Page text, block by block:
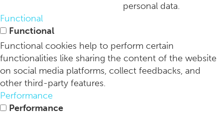
Verlaag je stressniveau door middel van deze tips
personal data.
Functional
Functional
Functional cookies help to perform certain
functionalities like sharing the content of the website
on social media platforms, collect feedbacks, and
other third-party features.
Performance
Performance